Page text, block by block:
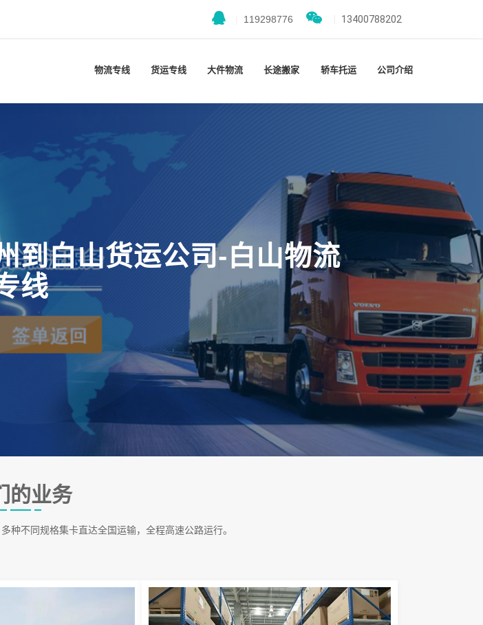
119298776 13400788202
物流专线 货运专线 大件物流 长途搬家 轿车托运 公司介绍
到白山货运公司-白山物流
线
的业务
种不同规格集卡直达全国运输，全程高速公路运行。